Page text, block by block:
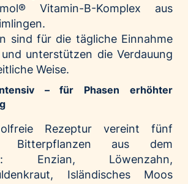
Vitamin-B-Komplex aus
sind für die tägliche Einnahme
unterstützen die Verdauung
Weise.
– für Phasen erhöhter
Rezeptur vereint fünf
Bitterpflanzen aus dem
Enzian, Löwenzahn,
Isländisches Moos